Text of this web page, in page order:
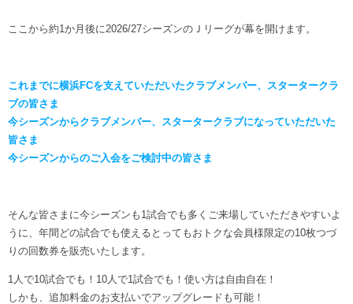
ホームタウン活動
ニッパツ横浜FCシーガルズ
ゲームスチュワード
学生インターンシップ
アカデミースタッフ
フェニックスクラブ
サッカースクール
パートナー一覧
お問い合わせ
お問い合わせ
ここから約1か月後に2026/27シーズンのＪリーグが幕を開けます。
これまでに横浜FCを支えていただいたクラブメンバー、スタータークラ
ブの皆さま
今シーズンからクラブメンバー、スタータークラブになっていただいた
皆さま
今シーズンからのご入会をご検討中の皆さま
そんな皆さまに今シーズンも1試合でも多くご来場していただきやすいよ
うに、年間どの試合でも使えるとってもおトクな会員様限定の10枚つづ
りの回数券を販売いたします。
1人で10試合でも！10人で1試合でも！使い方は自由自在！
しかも、追加料金のお支払いでアップグレードも可能！